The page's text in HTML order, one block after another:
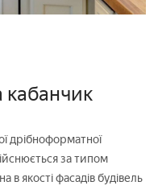
кабанчик
дрібноформатної
за типом
в якості фасадів будівель